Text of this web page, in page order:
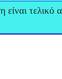
είναι τελικό